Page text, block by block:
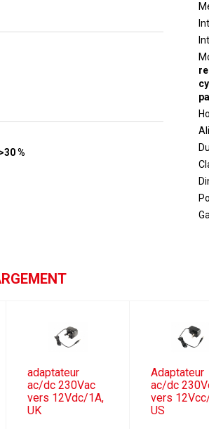
%
adaptateur
ac/dc 230Vac
vers 12Vdc/1A,
UK
Adaptateur
ac/dc
vers
US